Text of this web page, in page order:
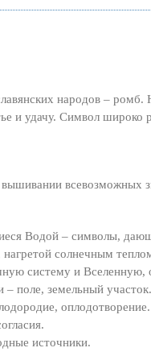
народов –
и удачу. Символ
всевозможных
Водой – символы,
солнечным
систему и
поле, земельный участок.
оплодотворение.
источники.